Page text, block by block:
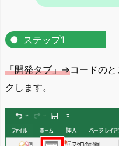
ステップ1
「開発タブ」→コードの
クします。